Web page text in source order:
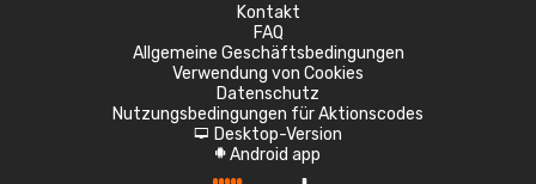
Kontakt
FAQ
Allgemeine Geschäftsbedingungen
Verwendung von Cookies
Datenschutz
Nutzungsbedingungen für Aktionscodes
d Desktop-Version
A Android app